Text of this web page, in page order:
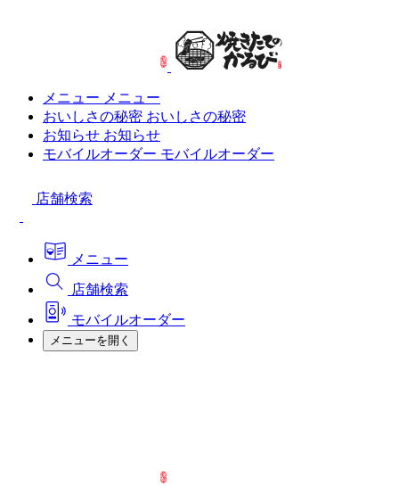
メニュー メニュー
おいしさの秘密 おいしさの秘密
お知らせ お知らせ
モバイルオーダー モバイルオーダー
店舗検索
メニュー
店舗検索
モバイルオーダー
メニューを開く